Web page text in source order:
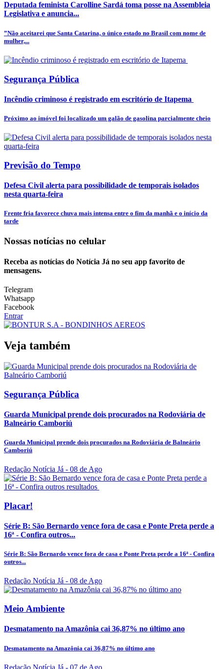
Deputada feminista Carolline Sardá toma posse na Assembleia
Legislativa e anuncia...
”Não aceitarei que Santa Catarina, o único estado no Brasil com nome de
mulher,...
Segurança Pública
Incêndio criminoso é registrado em escritório de Itapema
Próximo ao imóvel foi localizado um galão de gasolina parcialmente cheio
Previsão do Tempo
Defesa Civil alerta para possibilidade de temporais isolados
nesta quarta-feira
Frente fria favorece chuva mais intensa entre o fim da manhã e o início da
tarde
Nossas notícias no celular
Receba as notícias do Notícia Já no seu app favorito de
mensagens.
Telegram
Whatsapp
Facebook
Entrar
Veja também
Segurança Pública
Guarda Municipal prende dois procurados na Rodoviária de
Balneário Camboriú
Guarda Municipal prende dois procurados na Rodoviária de Balneário
Camboriú
Redação Notícia Já - 08 de Ago
Placar!
Série B: São Bernardo vence fora de casa e Ponte Preta perde a
16ª - Confira outros...
Série B: São Bernardo vence fora de casa e Ponte Preta perde a 16ª - Confira
outros...
Redação Notícia Já - 08 de Ago
Meio Ambiente
Desmatamento na Amazônia cai 36,87% no último ano
Desmatamento na Amazônia cai 36,87% no último ano
Redação Notícia Já - 07 de Ago